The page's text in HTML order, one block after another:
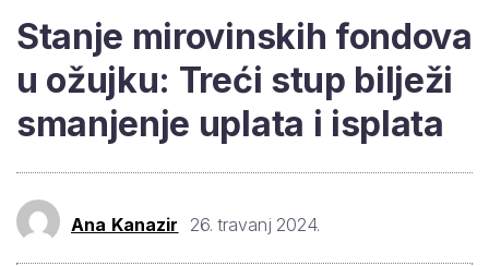
Stanje mirovinskih fondova
u ožujku: Treći stup bilježi
smanjenje uplata i isplata
Ana Kanazir 26. travanj 2024.